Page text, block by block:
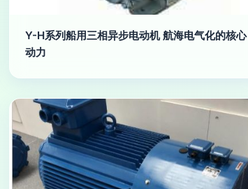
Y-H系列船用三相异步电动机 航海电气化的核心
动力